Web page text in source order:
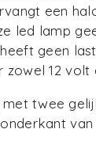
een
led lamp
geen
zowel 12 volt
met twee